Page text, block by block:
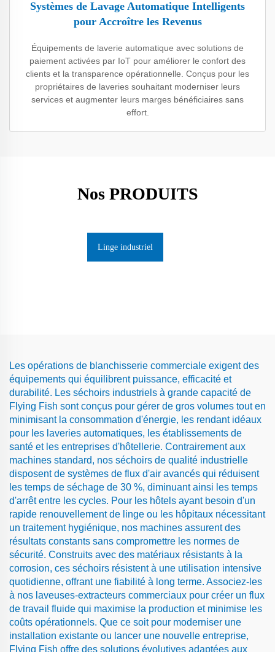
Systèmes de Lavage Automatique Intelligents
pour Accroître les Revenus
Équipements de laverie automatique avec solutions de
paiement activées par IoT pour améliorer le confort des
clients et la transparence opérationnelle. Conçus pour les
propriétaires de laveries souhaitant moderniser leurs
services et augmenter leurs marges bénéficiaires sans
effort.
Nos PRODUITS
Linge industriel
Les opérations de blanchisserie commerciale exigent des
équipements qui équilibrent puissance, efficacité et
durabilité. Les séchoirs industriels à grande capacité de
Flying Fish sont conçus pour gérer de gros volumes tout en
minimisant la consommation d'énergie, les rendant idéaux
pour les laveries automatiques, les établissements de
santé et les entreprises d'hôtellerie. Contrairement aux
machines standard, nos séchoirs de qualité industrielle
disposent de systèmes de flux d'air avancés qui réduisent
les temps de séchage de 30 %, diminuant ainsi les temps
d'arrêt entre les cycles. Pour les hôtels ayant besoin d'un
rapide renouvellement de linge ou les hôpitaux nécessitant
un traitement hygiénique, nos machines assurent des
résultats constants sans compromettre les normes de
sécurité. Construits avec des matériaux résistants à la
corrosion, ces séchoirs résistent à une utilisation intensive
quotidienne, offrant une fiabilité à long terme. Associez-les
à nos laveuses-extracteurs commerciaux pour créer un flux
de travail fluide qui maximise la production et minimise les
coûts opérationnels. Que ce soit pour moderniser une
installation existante ou lancer une nouvelle entreprise,
Flying Fish offre des solutions évolutives adaptées aux